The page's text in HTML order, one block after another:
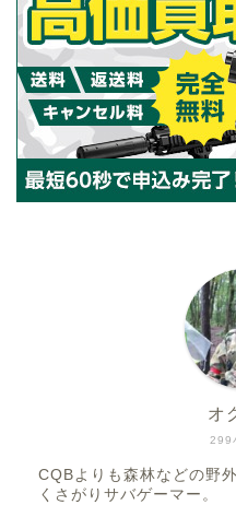
299
オ
CQBよりも森林などの野
くさがりサバゲーマー。